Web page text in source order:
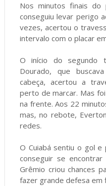
Nos minutos finais do
conseguiu levar perigo
vezes, acertou o
intervalo com o placar
O início do segundo
Dourado, que
cabeça, acertou a
perto de marcar. Mas
na frente. Aos 22
mas, no rebote,
redes.
O Cuiabá sentiu o gol e
conseguir se
Grêmio criou chances
fazer grande defesa em